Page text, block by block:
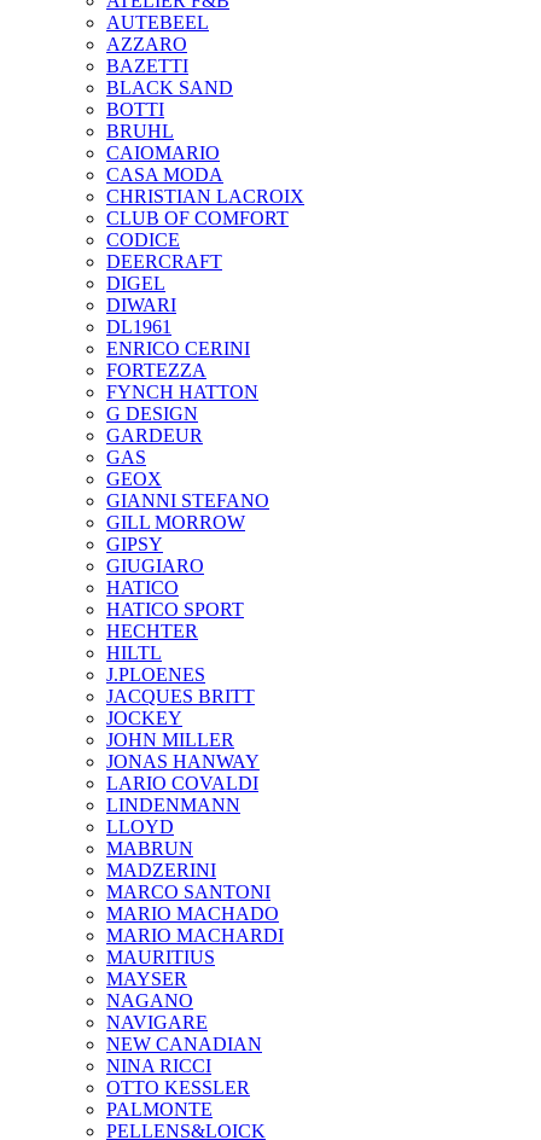
AUTEBEEL
AZZARO
BAZETTI
BLACK SAND
BOTTI
BRUHL
CAIOMARIO
CASA MODA
CHRISTIAN LACROIX
CLUB OF COMFORT
CODICE
DEERCRAFT
DIGEL
DIWARI
DL1961
ENRICO CERINI
FORTEZZA
FYNCH HATTON
G DESIGN
GARDEUR
GAS
GEOX
GIANNI STEFANO
GILL MORROW
GIPSY
GIUGIARO
HATICO
HATICO SPORT
HECHTER
HILTL
J.PLOENES
JAСQUES BRITT
JOCKEY
JOHN MILLER
JONAS HANWAY
LARIO COVALDI
LINDENMANN
LLOYD
MABRUN
MADZERINI
MARCO SANTONI
MARIO MACHADO
MARIO MACHARDI
MAURITIUS
MAYSER
NAGANO
NAVIGARE
NEW CANADIAN
NINA RICCI
OTTO KESSLER
PALMONTE
PELLENS&LOICK